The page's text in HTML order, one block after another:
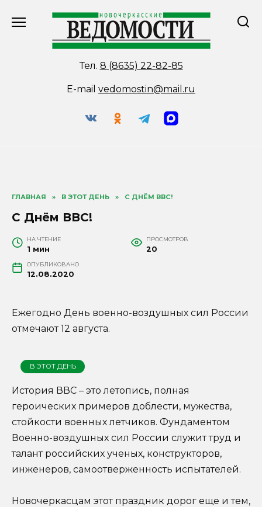
Тел. 8 (8635) 22-82-85
E-mail vedomostin@mail.ru
ГЛАВНАЯ » В ЭТОТ ДЕНЬ » С ДНЁМ ВВС!
С Днём ВВС!
НА ЧТЕНИЕ
1 мин
ПРОСМОТРОВ
20
ОПУБЛИКОВАНО
12.08.2020
Ежегодно День военно-воздушных сил России
отмечают 12 августа.
В ЭТОТ ДЕНЬ
История ВВС – это летопись, полная
героических примеров доблести, мужества,
стойкости военных летчиков. Фундаментом
Военно-воздушных сил России служит труд и
талант российских ученых, конструкторов,
инженеров, самоотверженность испытателей.
Новочеркасцам этот праздник дорог еще и тем,